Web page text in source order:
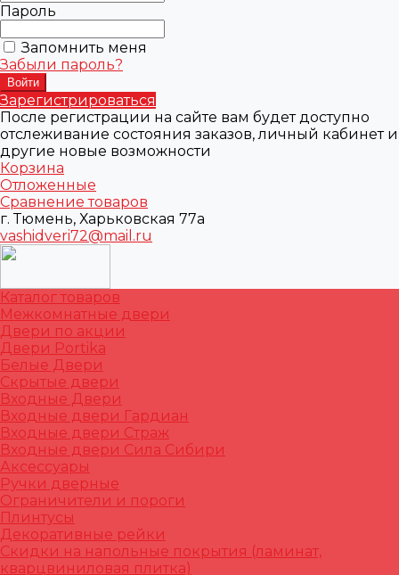
Пароль
Запомнить меня
Забыли пароль?
Зарегистрироваться
После регистрации на сайте вам будет доступно
отслеживание состояния заказов, личный кабинет и
другие новые возможности
Корзина
Отложенные
Сравнение товаров
г. Тюмень, Харьковская 77а
vashidveri72@mail.ru
Каталог товаров
Межкомнатные двери
Двери по акции
Двери Portika
Белые Двери
Скрытые двери
Входные Двери
Входные двери Гардиан
Входные двери Страж
Входные двери Сила Сибири
Аксессуары
Ручки дверные
Ограничители и пороги
Плинтусы
Декоративные рейки
Скидки на напольные покрытия (ламинат,
кварцвиниловая плитка)